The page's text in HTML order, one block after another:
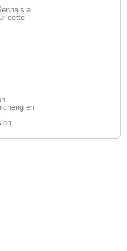
a
cette
en